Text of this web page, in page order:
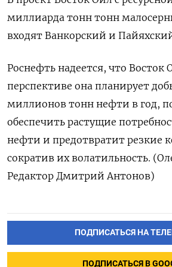
миллиарда тонн тонн
входят Ванкорский и
Роснефть надеется, что Восток
перспективе она планирует
миллионов тонн нефти в год,
обеспечить растущие
нефти и предотвратит резкие
сократив их волатильность.
Редактор Дмитрий Антонов)
ПОДПИСАТЬСЯ НА
ПОДПИСАТЬСЯ В